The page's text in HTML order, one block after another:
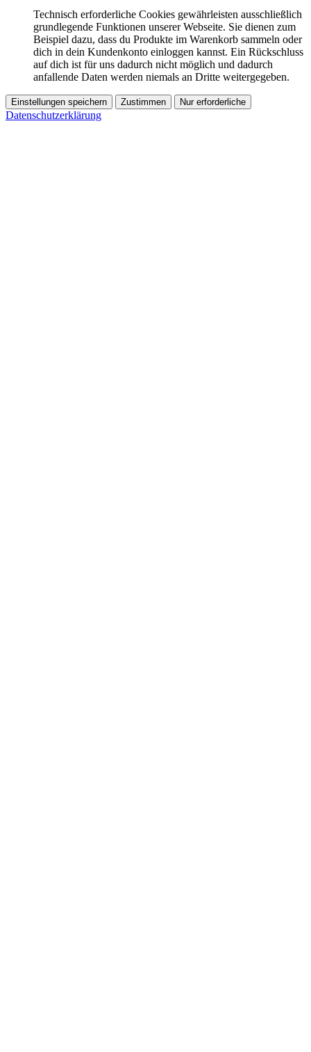
Technisch erforderliche Cookies gewährleisten ausschließlich
grundlegende Funktionen unserer Webseite. Sie dienen zum
Beispiel dazu, dass du Produkte im Warenkorb sammeln oder
dich in dein Kundenkonto einloggen kannst. Ein Rückschluss
auf dich ist für uns dadurch nicht möglich und dadurch
anfallende Daten werden niemals an Dritte weitergegeben.
Einstellungen speichern Zustimmen Nur erforderliche
Datenschutzerklärung